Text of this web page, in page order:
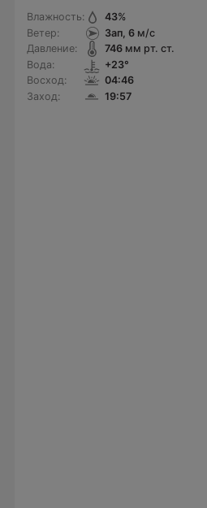
Влажность:
Ветер:
Давление:
Вода:
Восход:
Заход:
43%
Зап, 6м/с
746мм рт. ст.
+23°
04:46
19:57